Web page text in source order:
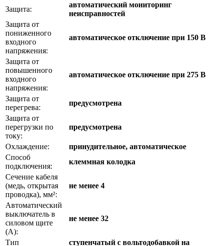
Защита:
автоматический мониторинг
неисправностей
Защита от
пониженного
входного
напряжения:
автоматическое отключение при 150 В
Защита от
повышенного
входного
напряжения:
автоматическое отключение при 275 В
Защита от
перегрева:
предусмотрена
Защита от
перегрузки по
току:
предусмотрена
Охлаждение:
принудительное, автоматическое
Способ
подключения:
клеммная колодка
Сечение кабеля
(медь, открытая
проводка), мм²:
не менее 4
Автоматический
выключатель в
силовом щите
(А):
не менее 32
Тип
ступенчатый с вольтодобавкой на